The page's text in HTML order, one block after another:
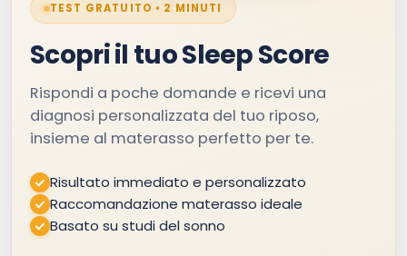
TEST GRATUITO • 2 MINUTI
Scopri il tuo Sleep Score
Rispondi a poche domande e ricevi una
diagnosi personalizzata del tuo riposo,
insieme al materasso perfetto per te.
Risultato immediato e personalizzato
Raccomandazione materasso ideale
Basato su studi del sonno